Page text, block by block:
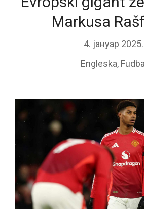
Markusa
4. јануар 2025.
Engleska,